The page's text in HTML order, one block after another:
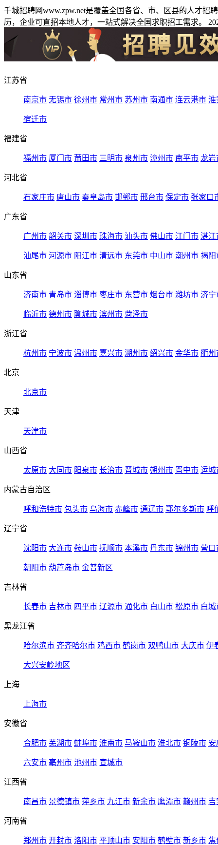
千城招聘网www.zpw.net是覆盖全国各省、市、区县的人才
历，企业可直招本地人才，一站式解决全国求职招工需求。
江苏省
南京市 无锡市 徐州市 常州市 苏州市 南通市 连云港市 淮
宿迁市
福建省
福州市 厦门市 莆田市 三明市 泉州市 漳州市 南平市 龙岩
河北省
石家庄市 唐山市 秦皇岛市 邯郸市 邢台市 保定市 张家口
广东省
广州市 韶关市 深圳市 珠海市 汕头市 佛山市 江门市 湛江
汕尾市 河源市 阳江市 清远市 东莞市 中山市 潮州市 揭阳
山东省
济南市 青岛市 淄博市 枣庄市 东营市 烟台市 潍坊市 济宁
临沂市 德州市 聊城市 滨州市 菏泽市
浙江省
杭州市 宁波市 温州市 嘉兴市 湖州市 绍兴市 金华市 衢州
北京
北京市
天津
天津市
山西省
太原市 大同市 阳泉市 长治市 晋城市 朔州市 晋中市 运城
内蒙古自治区
呼和浩特市 包头市 乌海市 赤峰市 通辽市 鄂尔多斯市 呼
辽宁省
沈阳市 大连市 鞍山市 抚顺市 本溪市 丹东市 锦州市 营口
朝阳市 葫芦岛市 金普新区
吉林省
长春市 吉林市 四平市 辽源市 通化市 白山市 松原市 白城
黑龙江省
哈尔滨市 齐齐哈尔市 鸡西市 鹤岗市 双鸭山市 大庆市 伊
大兴安岭地区
上海
上海市
安徽省
合肥市 芜湖市 蚌埠市 淮南市 马鞍山市 淮北市 铜陵市 安
六安市 亳州市 池州市 宣城市
江西省
南昌市 景德镇市 萍乡市 九江市 新余市 鹰潭市 赣州市 吉
河南省
郑州市 开封市 洛阳市 平顶山市 安阳市 鹤壁市 新乡市 焦